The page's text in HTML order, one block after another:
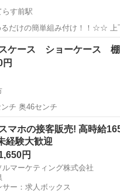
らす前駅
だけの簡単組み付け！！☆☆ 上
ます。 →→※大きめの荷物が乗
ラ...
ラッ
ケース ショーケース 棚
円
チ 奥46センチ
家具
マホの接客販売! 高時給
経験大歓迎
円
ルマーケティング株式会社
サー：求人ボックス